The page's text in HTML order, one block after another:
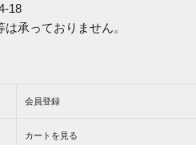
18
承っておりません。
会員登録
カートを見る